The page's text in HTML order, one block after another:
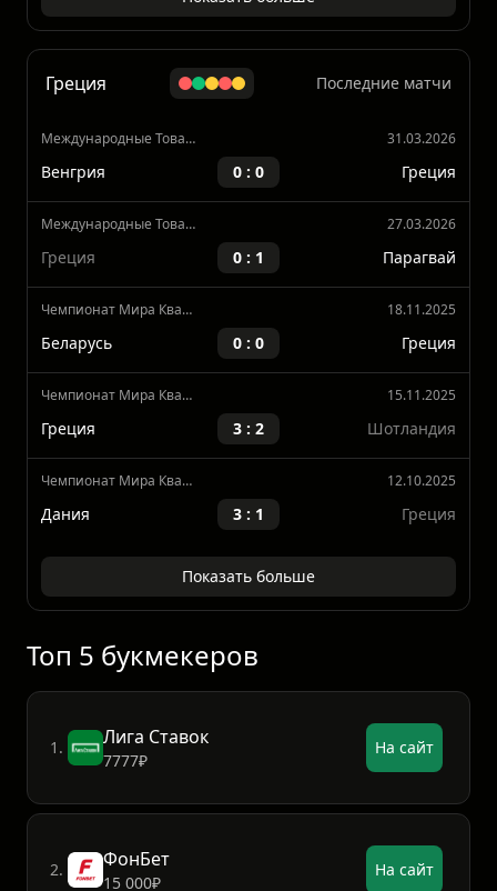
Швейцария 4 : 1 Швеция
Показать больше
Греция Последние матчи
31.03.2026
Венгрия 0 : 0 Греция
27.03.2026
Греция 0 : 1 Парагвай
18.11.2025
Беларусь 0 : 0 Греция
15.11.2025
Греция 3 : 2 Шотландия
Чемпионат Мира Квалификация, Европа 12.10.2025
Дания 3 : 1 Греция
Показать больше
Топ 5 букмекеров
Лига Ставок